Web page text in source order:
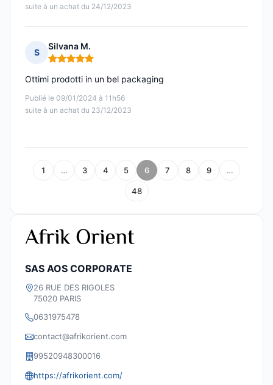
suite à un achat du 24/12/2023
S
Silvana M.
Note : 5 sur 5
Publié le 09/01/2024 à 11h56
suite à un achat du 23/12/2023
Ottimi prodotti in un bel packaging
1 … 3 4 5 6 7 8 9 …
48
SAS AOS CORPORATE
26 RUE DES RIGOLES
75020 PARIS
0631975478
contact@afrikorient.com
99520948300016
https://afrikorient.com/